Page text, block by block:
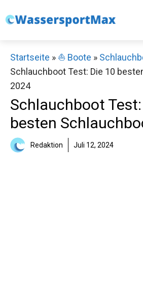
Inhalt
Startseite » ⛵️ Boote »
Schlauchboot Test: Die 10
2024
Schlauchboot
besten
Redaktion Juli 12, 2024